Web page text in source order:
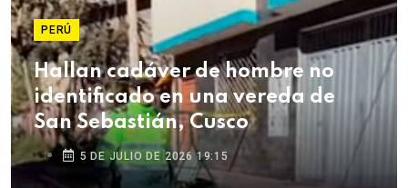
PERÚ
Hallan cadáver de hombre no
identificado en una vereda de
San Sebastián, Cusco
5 DE JULIO DE 2026 19:15